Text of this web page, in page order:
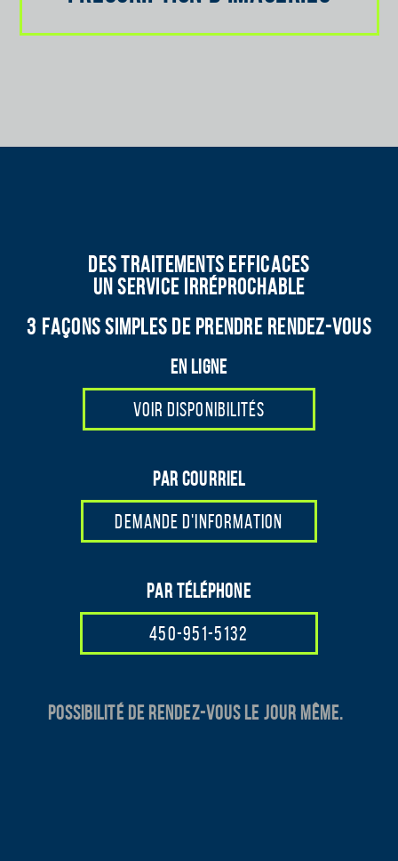
DES TRAITEMENTS EFFICACES
UN SERVICE IRRÉPROCHABLE
3 FAÇONS SIMPLES DE PRENDRE RENDEZ-VOUS
En ligne
VOIR DISPONIBILITÉS
Par courriel
DEMANDE D'INFORMATION
Par téléphone
450-951-5132
Possibilité de rendez-vous le jour même.